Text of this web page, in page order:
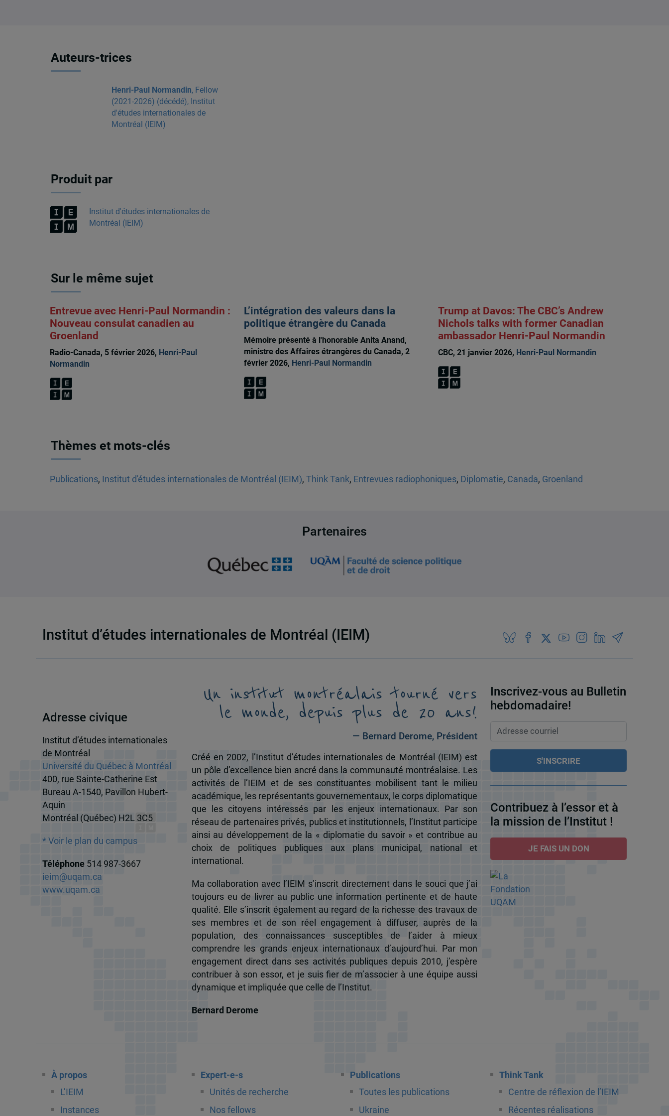
Auteurs-trices
Henri-Paul Normandin, Fellow
(2021-2026) (décédé), Institut
d'études internationales de
Montréal (IEIM)
Produit par
Institut d'études internationales de
Montréal (IEIM)
Sur le même sujet
Entrevue avec Henri-Paul Normandin :
Nouveau consulat canadien au
Groenland
Radio-Canada, 5 février 2026, Henri-Paul
Normandin
L’intégration des valeurs dans la
politique étrangère du Canada
Mémoire présenté à l'honorable Anita Anand,
ministre des Affaires étrangères du Canada, 2
février 2026, Henri-Paul Normandin
Trump at Davos: The CBC’s Andrew
Nichols talks with former Canadian
ambassador Henri-Paul Normandin
CBC, 21 janvier 2026, Henri-Paul Normandin
Thèmes et mots-clés
Publications, Institut d'études internationales de Montréal (IEIM), Think Tank, Entrevues radiophoniques, Diplomatie, Canada, Groenland
Partenaires
Institut d’études internationales de Montréal (IEIM)
Adresse civique
Institut d’études internationales
de Montréal
Université du Québec à Montréal
400, rue Sainte-Catherine Est
Bureau A-1540, Pavillon Hubert-
Aquin
Montréal (Québec) H2L 3C5
* Voir le plan du campus
Téléphone 514 987-3667
ieim@uqam.ca
www.uqam.ca
Un institut montréalais tourné vers
le monde, depuis plus de 20 ans!
— Bernard Derome, Président
Créé en 2002, l’Institut d’études internationales de Montréal (IEIM) est
un pôle d’excellence bien ancré dans la communauté montréalaise. Les
activités de l’IEIM et de ses constituantes mobilisent tant le milieu
académique, les représentants gouvernementaux, le corps diplomatique
que les citoyens intéressés par les enjeux internationaux. Par son
réseau de partenaires privés, publics et institutionnels, l’Institut participe
ainsi au développement de la « diplomatie du savoir » et contribue au
choix de politiques publiques aux plans municipal, national et
international.
Ma collaboration avec l’IEIM s’inscrit directement dans le souci que j’ai
toujours eu de livrer au public une information pertinente et de haute
qualité. Elle s’inscrit également au regard de la richesse des travaux de
ses membres et de son réel engagement à diffuser, auprès de la
population, des connaissances susceptibles de l’aider à mieux
comprendre les grands enjeux internationaux d’aujourd’hui. Par mon
engagement direct dans ses activités publiques depuis 2010, j’espère
contribuer à son essor, et je suis fier de m’associer à une équipe aussi
dynamique et impliquée que celle de l’Institut.
Bernard Derome
Inscrivez-vous au Bulletin
hebdomadaire!
Contribuez à l’essor et à
la mission de l’Institut !
JE FAIS UN DON
À propos
L’IEIM
Instances
Expert-e-s
Unités de recherche
Nos fellows
Publications
Toutes les publications
Ukraine
Think Tank
Centre de réflexion de l’IEIM
Récentes réalisations